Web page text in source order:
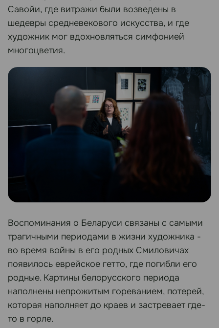
Савойи, где витражи были возведены в
шедевры средневекового искусства, и где
художник мог вдохновляться симфонией
многоцветия.
Воспоминания о Беларуси связаны с самыми
трагичными периодами в жизни художника -
во время войны в его родных Смиловичах
появилось еврейское гетто, где погибли его
родные. Картины белорусского периода
наполнены непрожитым гореванием, потерей,
которая наполняет до краев и застревает где-
то в горле.